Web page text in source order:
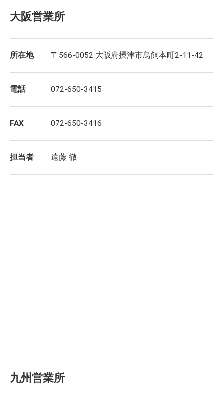
大阪営業所
所在地 〒566-0052 大阪府摂津市鳥飼本町2-11-42
電話 072-650-3415
FAX 072-650-3416
担当者 遠藤 徹
九州営業所